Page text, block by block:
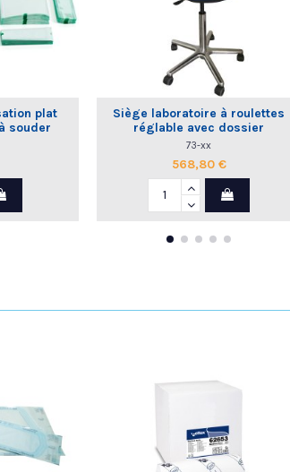
plat
souder
Siège laboratoire à roulettes
réglable avec dossier
commande manuelle
73-xx
568,80 €